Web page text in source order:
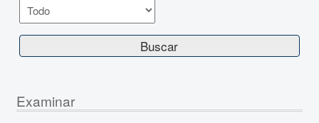
Examinar